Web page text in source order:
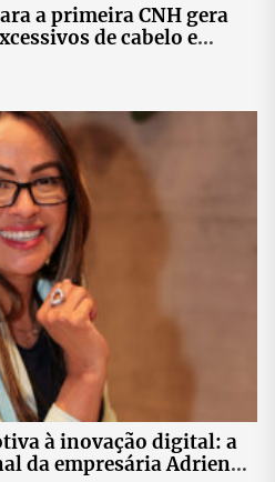
a primeira CNH gera
de cabelo e
à inovação digital: a
da empresária Adriene